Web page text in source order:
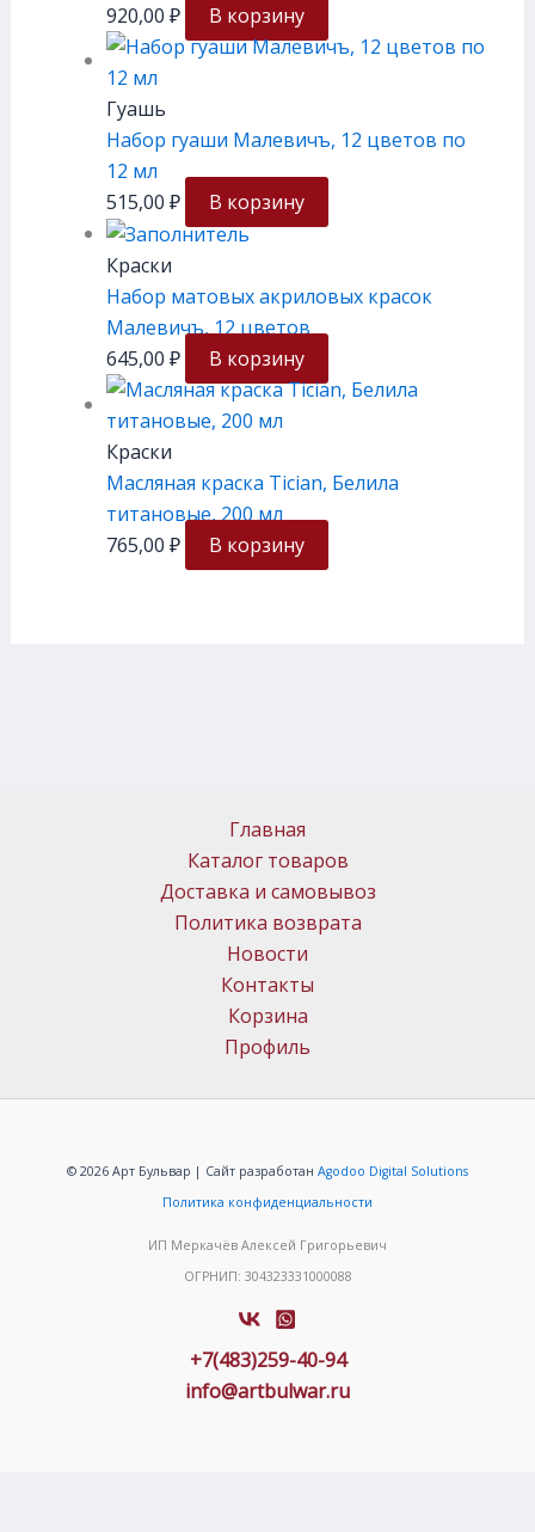
920,00 ₽ В корзину
Гуашь
Набор гуаши Малевичъ, 12 цветов по
12 мл
515,00 ₽ В корзину
Краски
Набор матовых акриловых красок
Малевичъ, 12 цветов
645,00 ₽ В корзину
Краски
Масляная краска Tician, Белила
титановые, 200 мл
765,00 ₽ В корзину
Главная
Каталог товаров
Доставка и самовывоз
Политика возврата
Новости
Контакты
Корзина
Профиль
© 2026 Арт Бульвар | Сайт разработан Agodoo Digital Solutions
Политика конфиденциальности
ИП Меркачёв Алексей Григорьевич
ОГРНИП: 304323331000088
+7(483)259-40-94
info@artbulwar.ru